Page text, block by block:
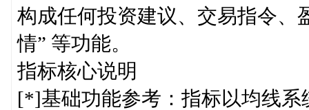
构成任何投资建议、交易指令、
情” 等功能。
指标核心说明
[*]基础功能参考：指标以均线